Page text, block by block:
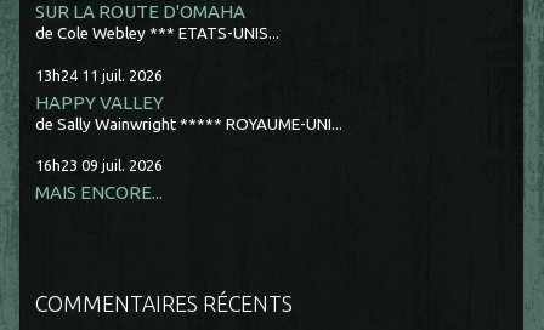
SUR LA ROUTE D'OMAHA
de Cole Webley *** ETATS-UNIS...
13h24 11 juil. 2026
HAPPY VALLEY
de Sally Wainwright ***** ROYAUME-UNI...
16h23 09 juil. 2026
MAIS ENCORE...
COMMENTAIRES RÉCENTS